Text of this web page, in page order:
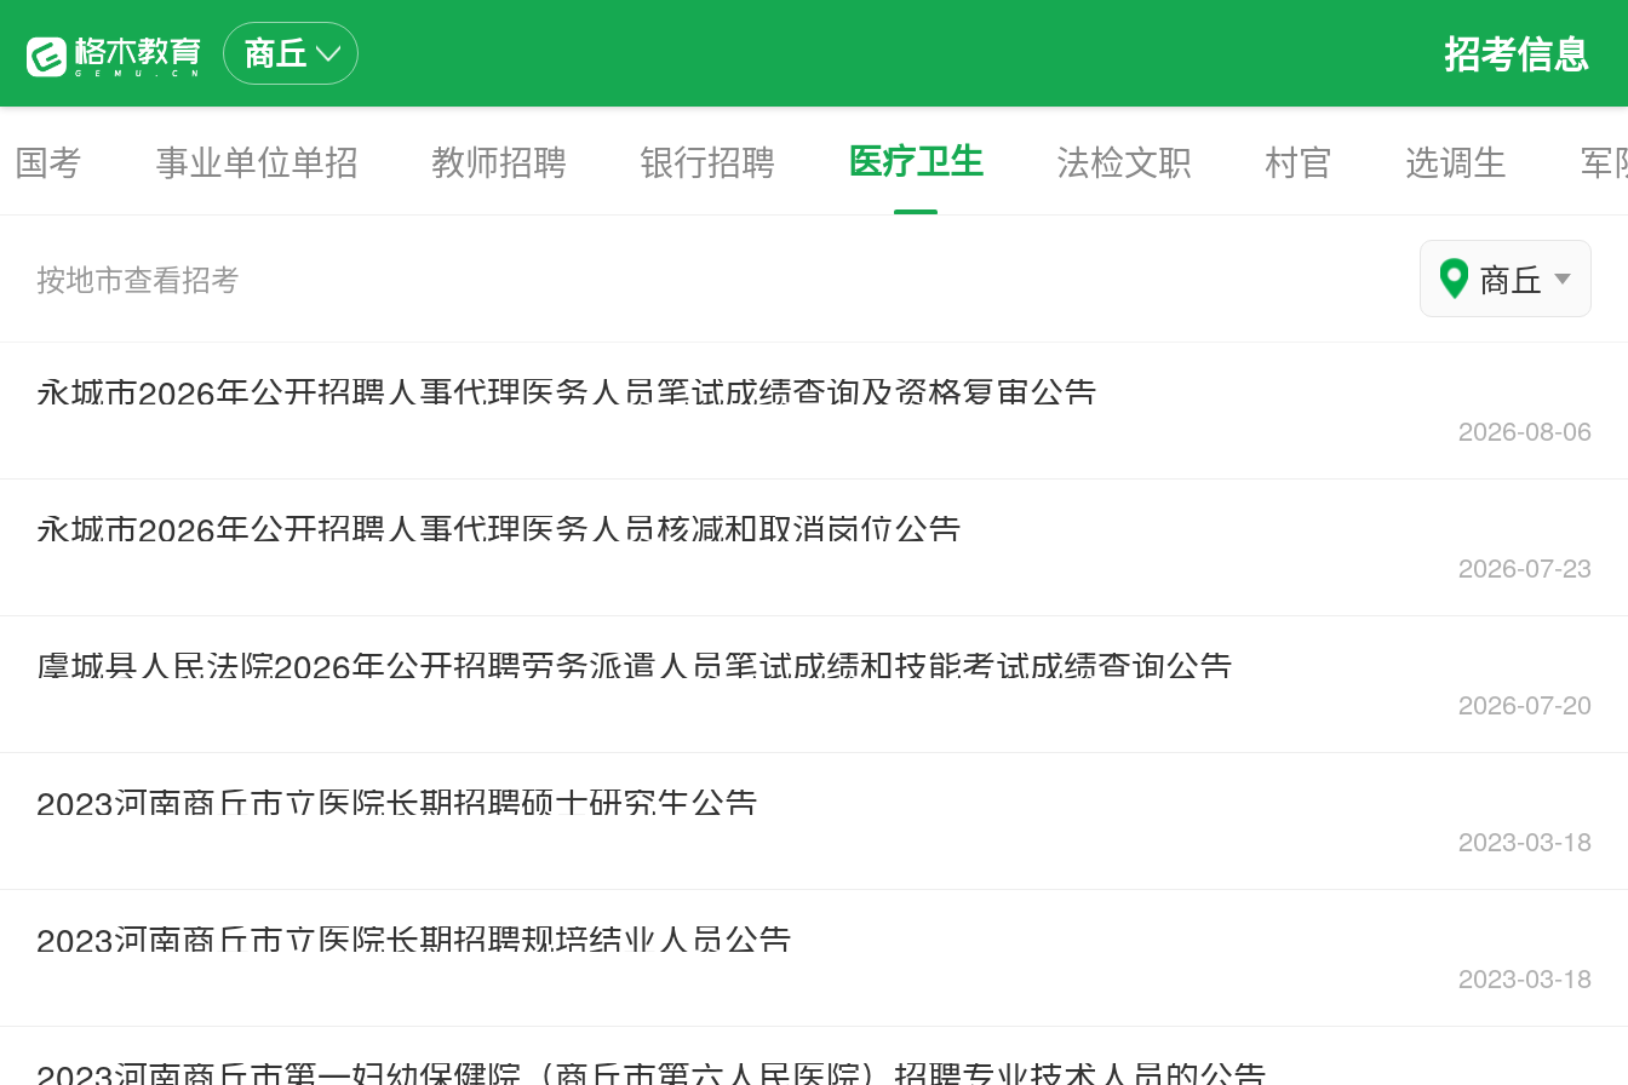
商丘 招考信息
国考 事业单位单招 教师招聘 银行招聘 医疗卫生 法检文职 村官 选调生 军
按地市查看招考 商丘
永城市2026年公开招聘人事代理医务人员笔试成绩查询及资格复审公告
2026-08-06
永城市2026年公开招聘人事代理医务人员核减和取消岗位公告
2026-07-23
虞城县人民法院2026年公开招聘劳务派遣人员笔试成绩和技能考试成绩查询公告
2026-07-20
2023河南商丘市立医院长期招聘硕士研究生公告
2023-03-18
2023河南商丘市立医院长期招聘规培结业人员公告
2023-03-18
2023河南商丘市第一妇幼保健院（商丘市第六人民医院）招聘专业技术人员的公告